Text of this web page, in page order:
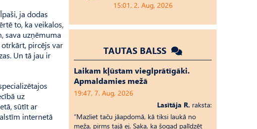
ja dodas
to, ka veikalos,
sava uzņēmuma
pircējs var
Un tā jau ir
uz
sūtīt ar
internetā
15:01, 2. Aug, 2026
TAUTAS BALSS
Laikam kļūstam vieglprātīgāki.
Apmaldamies mežā
19:47, 7. Aug, 2026
Lasītāja R. raksta:
“Mazliet taču jāapdomā, kā tiksi laukā no
meža, pirms tajā ej. Saka, ka šogad palīdzēt